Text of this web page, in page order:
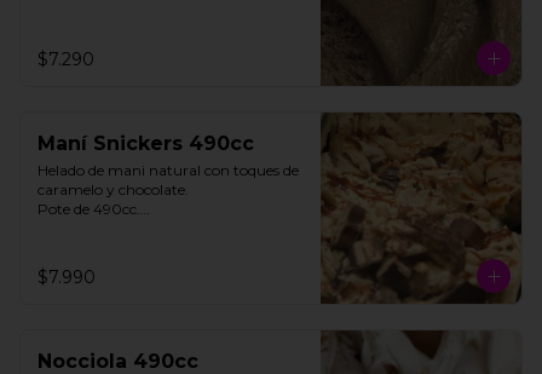
$7.290
Maní Snickers 490cc
Helado de mani natural con toques de
caramelo y chocolate.
Pote de 490cc.
$7.990
Nocciola 490cc